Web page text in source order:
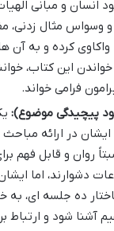
انسان و مبانی
وسواس مثال زدنی،
واکاوی کرده و به آن
این کتاب،
فرامی خواند.
پیچیدگی موضوع):
ایشان در ارائه
روان و قابل فهم
دشوارند، اما ایشان
ده جلسه ای، به
آشنا شود و ارتباط